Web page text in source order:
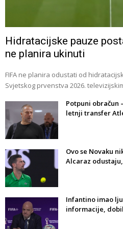
Hidratacijske pauze
ne planira ukinuti
FIFA ne planira odustati od
Svjetskog prvenstva 2026.
Potpuni obračun
letnji transfer
Ovo se Novaku
Alcaraz
Infantino imao
informacije,